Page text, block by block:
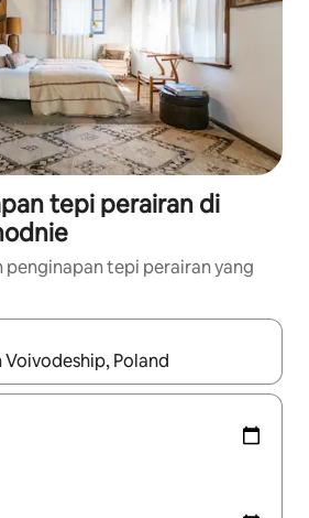
tepi perairan di
penginapan tepi perairan yang
tersedia, telusuri dengan tombol panah